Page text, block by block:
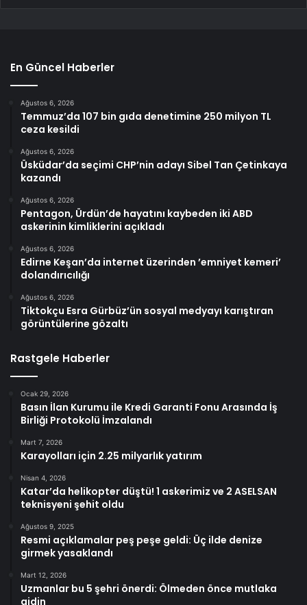
En Güncel Haberler
Ağustos 6, 2026
Temmuz’da 107 bin gıda denetimine 250 milyon TL
ceza kesildi
Ağustos 6, 2026
Üsküdar’da seçimi CHP’nin adayı Sibel Tan Çetinkaya
kazandı
Ağustos 6, 2026
Pentagon, Ürdün’de hayatını kaybeden iki ABD
askerinin kimliklerini açıkladı
Ağustos 6, 2026
Edirne Keşan’da internet üzerinden ’emniyet kemeri’
dolandırıcılığı
Ağustos 6, 2026
Tiktokçu Esra Gürbüz’ün sosyal medyayı karıştıran
görüntülerine gözaltı
Rastgele Haberler
Ocak 29, 2026
Basın İlan Kurumu ile Kredi Garanti Fonu Arasında İş
Birliği Protokolü İmzalandı
Mart 7, 2026
Karayolları için 2.25 milyarlık yatırım
Nisan 4, 2026
Katar’da helikopter düştü! 1 askerimiz ve 2 ASELSAN
teknisyeni şehit oldu
Ağustos 9, 2025
Resmi açıklamalar peş peşe geldi: Üç ilde denize
girmek yasaklandı
Mart 12, 2026
Uzmanlar bu 5 şehri önerdi: Ölmeden önce mutlaka
gidin